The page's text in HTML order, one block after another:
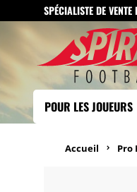
SPÉCIALISTE DE
POUR LES JOUEURS
Accueil Pro